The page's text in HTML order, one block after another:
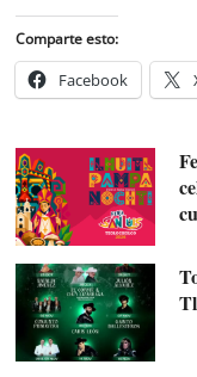
Comparte esto:
Facebook